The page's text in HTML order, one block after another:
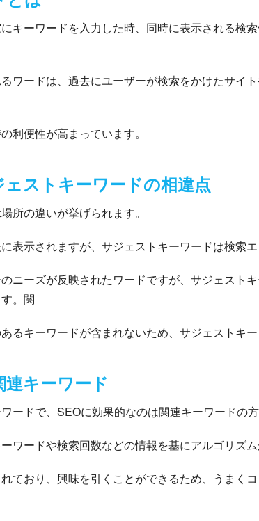
キーワードを入力した時、同時に表示される検
ワードは、過去にユーザーが検索をかけたサイ
利便性が高まっています。
ストキーワードの相違点
所の違いが挙げられます。
表示されますが、サジェストキーワードは検索
ニーズが反映されたワードですが、サジェスト
。関
るキーワードが含まれないため、サジェストキ
キーワード
ードで、SEOに効果的なのは関連キーワードの方
ワードや検索回数などの情報を基にアルゴリズム
ており、興味を引くことができるため、うまく